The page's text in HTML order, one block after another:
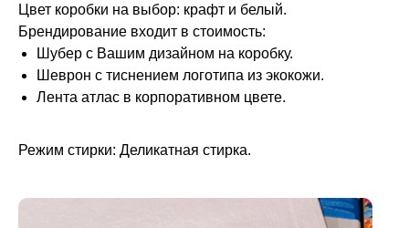
Цвет коробки на выбор: крафт и белый.
Брендирование входит в стоимость:
Шубер с Вашим дизайном на коробку.
Шеврон с тиснением логотипа из экокожи.
Лента атлас в корпоративном цвете.
Режим стирки: Деликатная стирка.